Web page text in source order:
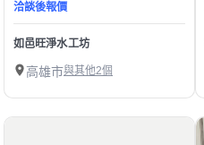
洽談後報價
如邑旺淨水工坊
高雄市與其他2個